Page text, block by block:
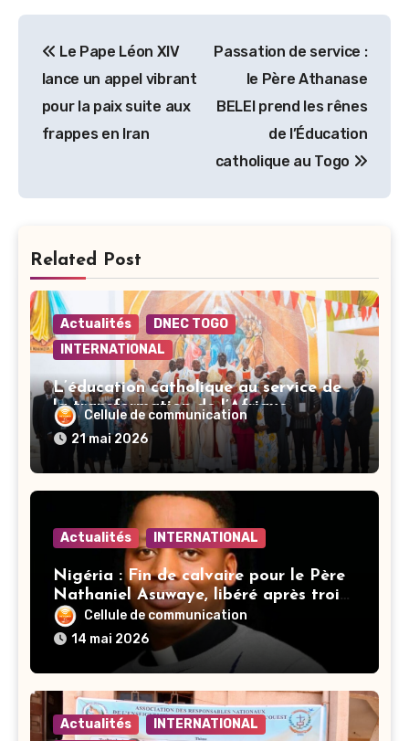
de
l’article
Le Pape Léon XIV
lance un appel vibrant
pour la paix suite aux
frappes en Iran
Passation de service :
le Père Athanase
BELEI prend les rênes
de l’Éducation
catholique au Togo
Related Post
Actualités
DNEC TOGO
INTERNATIONAL
L’éducation catholique au service de
la transformation de l’Afrique
Cellule de communication
21 mai 2026
Actualités INTERNATIONAL
Nigéria : Fin de calvaire pour le Père
Nathaniel Asuwaye, libéré après trois
mois de captivité
Cellule de communication
14 mai 2026
Actualités
INTERNATIONAL